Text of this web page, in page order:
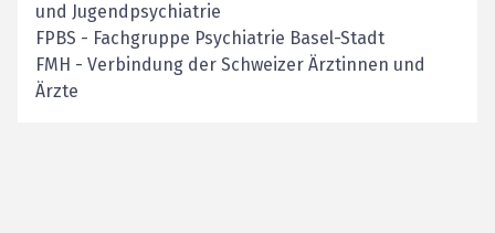
und Jugendpsychiatrie
FPBS - Fachgruppe Psychiatrie Basel-Stadt
FMH - Verbindung der Schweizer Ärztinnen und
Ärzte